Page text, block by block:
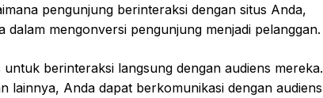
pengunjung berinteraksi dengan situs Anda,
mengonversi pengunjung menjadi pelanggan.
berinteraksi langsung dengan audiens mereka.
lainnya, Anda dapat berkomunikasi dengan audiens